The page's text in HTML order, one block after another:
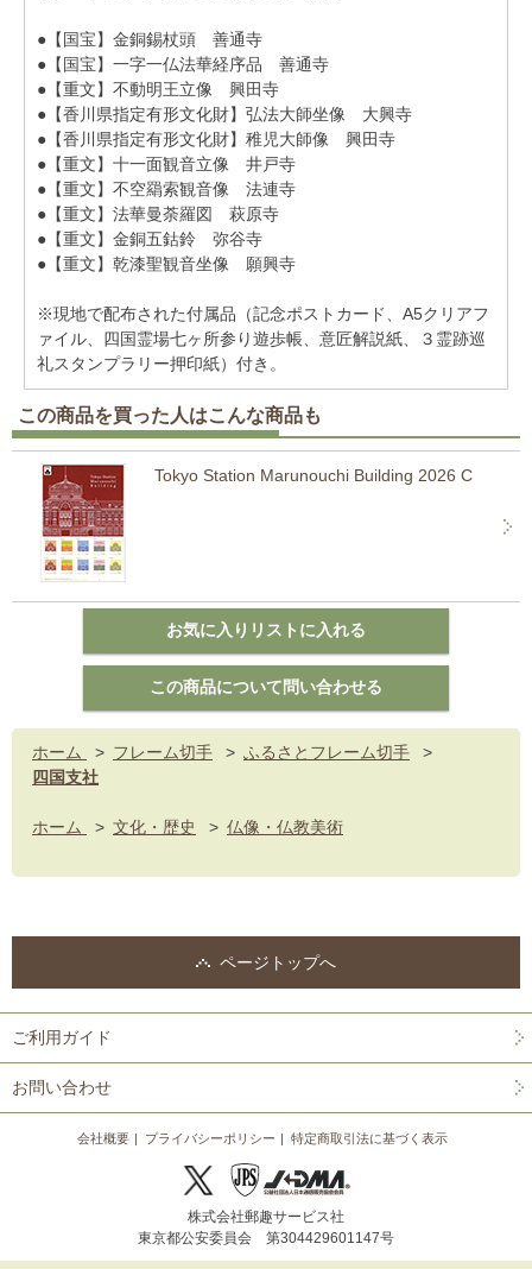
●【国宝】金銅錫杖頭 善通寺
●【国宝】一字一仏法華経序品 善通寺
●【重文】不動明王立像 興田寺
●【香川県指定有形文化財】弘法大師坐像 大興寺
●【香川県指定有形文化財】稚児大師像 興田寺
●【重文】十一面観音立像 井戸寺
●【重文】不空羂索観音像 法連寺
●【重文】法華曼荼羅図 萩原寺
●【重文】金銅五鈷鈴 弥谷寺
●【重文】乾漆聖観音坐像 願興寺
※現地で配布された付属品（記念ポストカード、A5クリアフ
ァイル、四国霊場七ヶ所参り遊歩帳、意匠解説紙、３霊跡巡
礼スタンプラリー押印紙）付き。
この商品を買った人はこんな商品も
Tokyo Station Marunouchi Building 2026 C
ホーム > フレーム切手 > ふるさとフレーム切手
>
四国支社
ホーム > 文化・歴史 > 仏像・仏教美術
ページトップへ
ご利用ガイド
お問い合わせ
会社概要 プライバシーポリシー 特定商取引法に基づく表示
株式会社郵趣サービス社
東京都公安委員会 第304429601147号